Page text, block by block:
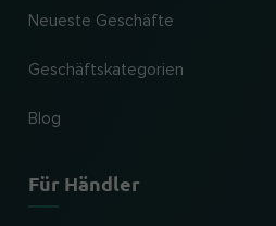
Neueste Geschäfte
Geschäftskategorien
Blog
Für Händler